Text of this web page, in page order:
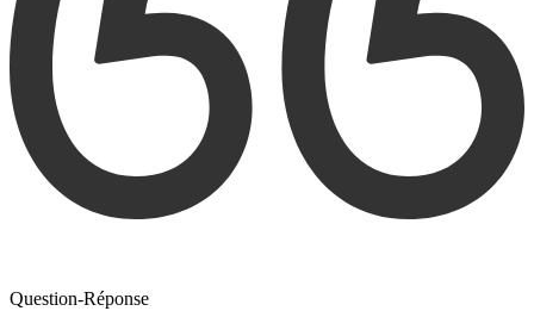
Question-Réponse